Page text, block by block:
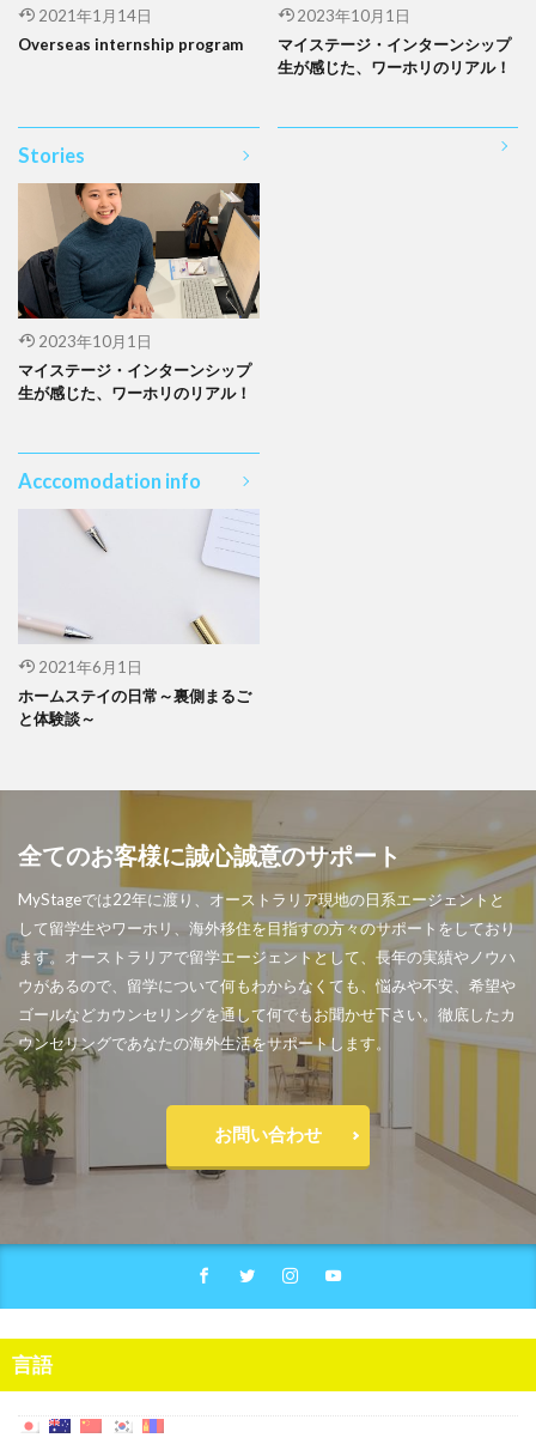
2021年1月14日
Overseas internship program
2023年10月1日
マイステージ・インターンシップ
生が感じた、ワーホリのリアル！
Stories
2023年10月1日
マイステージ・インターンシップ
生が感じた、ワーホリのリアル！
Acccomodation info
2021年6月1日
ホームステイの日常～裏側まるご
と体験談～
全てのお客様に誠心誠意のサポート
MyStageでは22年に渡り、オーストラリア現地の日系エージェントと
して留学生やワーホリ、海外移住を目指すの方々のサポートをしており
ます。オーストラリアで留学エージェントとして、長年の実績やノウハ
ウがあるので、留学について何もわからなくても、悩みや不安、希望や
ゴールなどカウンセリングを通して何でもお聞かせ下さい。徹底したカ
ウンセリングであなたの海外生活をサポートします。
お問い合わせ
言語